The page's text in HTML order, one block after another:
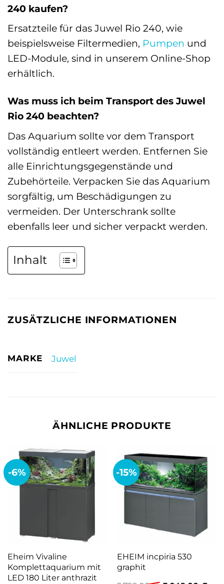
240 kaufen?
Ersatzteile für das Juwel Rio 240, wie
beispielsweise Filtermedien, Pumpen und
LED-Module, sind in unserem Online-Shop
erhältlich.
Was muss ich beim Transport des Juwel
Rio 240 beachten?
Das Aquarium sollte vor dem Transport
vollständig entleert werden. Entfernen Sie
alle Einrichtungsgegenstände und
Zubehörteile. Verpacken Sie das Aquarium
sorgfältig, um Beschädigungen zu
vermeiden. Der Unterschrank sollte
ebenfalls leer und sicher verpackt werden.
Inhalt
ZUSÄTZLICHE INFORMATIONEN
MARKE Juwel
ÄHNLICHE PRODUKTE
-6%
Eheim Vivaline
Komplettaquarium mit
LED 180 Liter anthrazit
-15%
EHEIM incpiria 530
graphit